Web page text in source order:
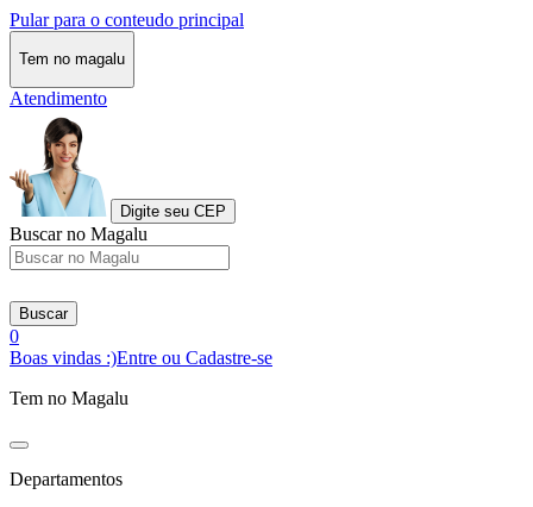
Pular para o conteudo principal
Tem no magalu
Atendimento
Digite seu CEP
Buscar no Magalu
Buscar
0
Boas vindas :)Entre ou Cadastre-se
Tem no Magalu
Departamentos